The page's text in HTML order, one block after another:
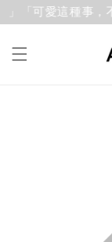
「可愛這種事，不